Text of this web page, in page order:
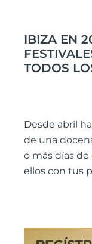
IBIZA EN
TODOS
Desde abril
de una
o más días
ellos con tus